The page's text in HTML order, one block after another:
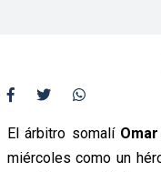
El árbitro somalí
miércoles como un